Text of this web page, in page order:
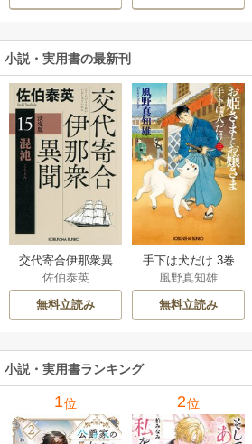
小説・実用書の最新刊
交代寄合伊那衆異
聞 15巻
佐伯泰英
無料立読み
手下は犬だけ 3巻
風野真知雄
無料立読み
小説・実用書ランキング
1位 2位